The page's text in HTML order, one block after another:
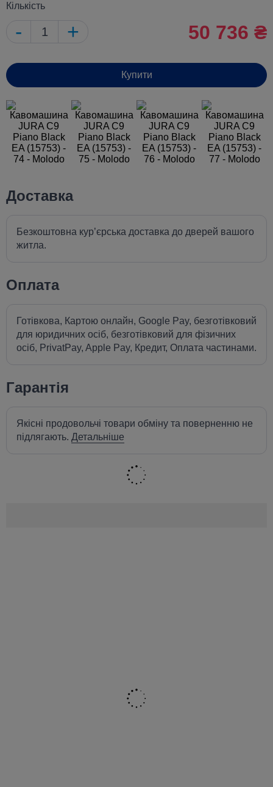
Кількість
- + 50 736 ₴
Купити
Доставка
Безкоштовна кур’єрська доставка до дверей вашого
житла.
Оплата
Готівкова, Картою онлайн, Google Pay, безготівковий
для юридичних осіб, безготівковий для фізичних
осіб, PrivatPay, Apple Pay, Кредит, Оплата частинами.
Гарантія
Якісні продовольчі товари обміну та поверненню не
підлягають. Детальніше